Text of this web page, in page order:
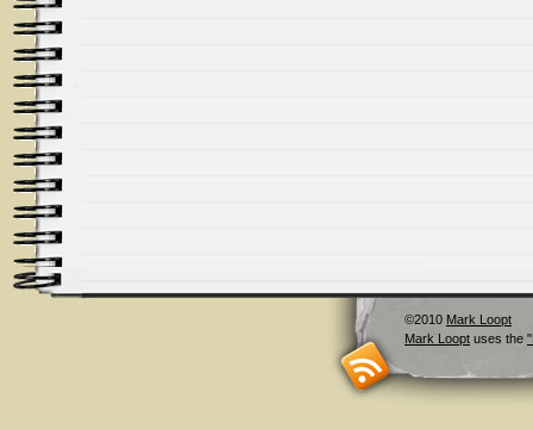
©2010 Mark Loopt
Mark Loopt uses the